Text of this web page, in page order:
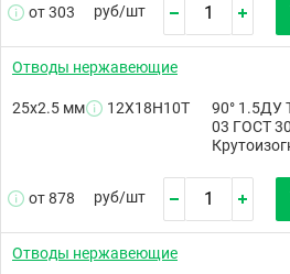
от 303 руб/шт
Отводы нержавеющие
25х2.5 мм 12Х18Н10Т
90° 1.5ДУ
03 ГОСТ
от 878 руб/шт
Отводы нержавеющие